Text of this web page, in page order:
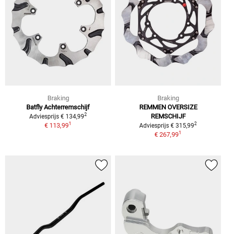
Braking
Batfly Achterremschijf
Adviesprijs € 134,992
€ 113,991
Braking
REMMEN OVERSIZE
REMSCHIJF
Adviesprijs € 315,992
€ 267,991